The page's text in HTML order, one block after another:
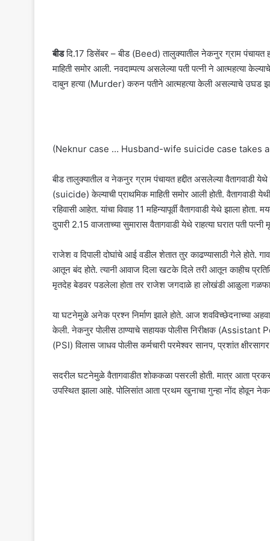
बीडदि.17 डिसेंबर – बीड (Beed) तालुक्यातील नेकनुर ग्राम
माहिती समोर आली. नवदाम्पत्य असलेल्या पती पत्नी ने आत्महत्या
दाबुन हत्या (Murder) करुन पतीने आत्महत्या केली असल्याचे उघड
(Neknur case … Husband-wife suicide case takes
बीड तालुक्यातील व नेकनुर ग्राम पंचायत हद्दीत असलेल्या वैतागवाडी
(suicide) केल्याची प्राथमिक माहिती समोर आली होती.
रहिवासी आहेत. यांचा विवाह 11 महिन्यापूर्वी वैतागवाडी येथे झाला
दुपारी 2.15 वाजताच्या सुमारास वैतागवाडी येथे राहत्या घरात पती
राजेश व दिपाली दोघांचे आई वडील शेतात तुर काढण्यासाठी गेले होते.
आतून बंद होते. त्यानी आवाज दिला खटके दिले तरी आतून काहीच
मृतदेह बेडवर पडलेला होता तर राजेश जगदाळे हा लोखंडी आळुला
या घटनेमुळे अनेक प्रश्न निर्माण झाले होते. आज शवविच्छेदनाच्या
केली. नेकनुर पोलीस ठाण्याचे सहायक पोलीस निरीक्षक (Assistant
(PSI) विलास जाधव पोलीस कर्मचारी परमेश्वर सानप, प्रशांत
सदरील घटनेमुळे वैतागवाडीत शोककळा पसरली होती. मात्र आता
उपस्थित झाला आहे. पोलिसांत आता प्रथम खुनाचा गुन्हा नोंद होवून